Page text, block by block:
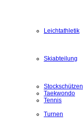
Leichtathletik
Skiabteilung
Stockschützen
Taekwondo
Tennis
Turnen